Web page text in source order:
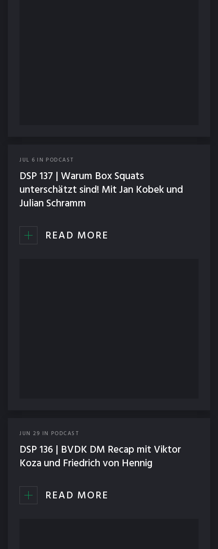
JUL 6 IN PODCAST
DSP 137 | Warum Box Squats
unterschätzt sind! Mit Jan Kobek und
Julian Schramm
READ MORE
JUN 29 IN PODCAST
DSP 136 | BVDK DM Recap mit Viktor
Koza und Friedrich von Hennig
READ MORE